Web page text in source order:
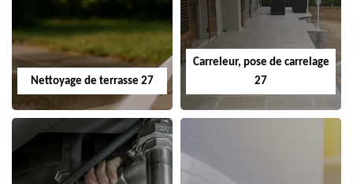
Nettoyage de terrasse 27
Carreleur, pose de carrelage
27